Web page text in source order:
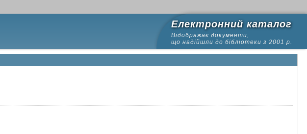
Електронний каталог
Відображає документи,
що надійшли до бібліотеки з 2001 р.